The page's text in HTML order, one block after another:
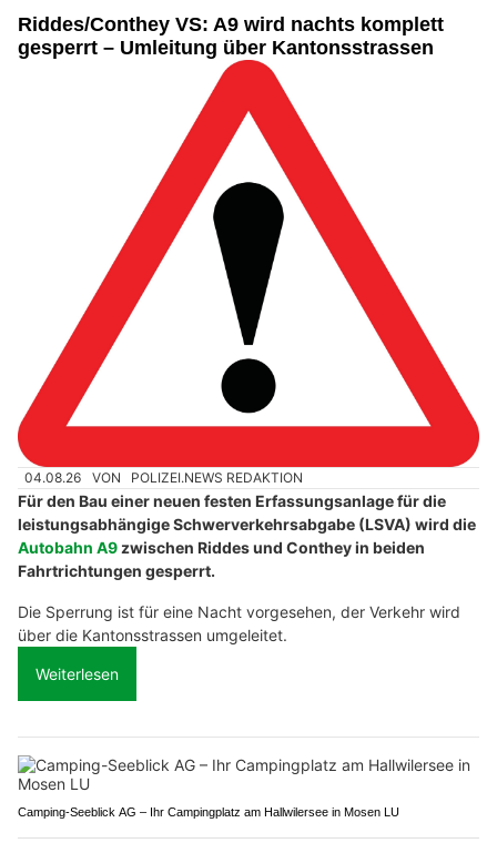
Riddes/Conthey VS: A9 wird nachts komplett
gesperrt – Umleitung über Kantonsstrassen
04.08.26 VON POLIZEI.NEWS REDAKTION
Für den Bau einer neuen festen Erfassungsanlage für die
leistungsabhängige Schwerverkehrsabgabe (LSVA) wird die
Autobahn A9 zwischen Riddes und Conthey in beiden
Fahrtrichtungen gesperrt.
Die Sperrung ist für eine Nacht vorgesehen, der Verkehr wird
über die Kantonsstrassen umgeleitet.
Weiterlesen
Camping-Seeblick AG – Ihr Campingplatz am Hallwilersee in Mosen LU